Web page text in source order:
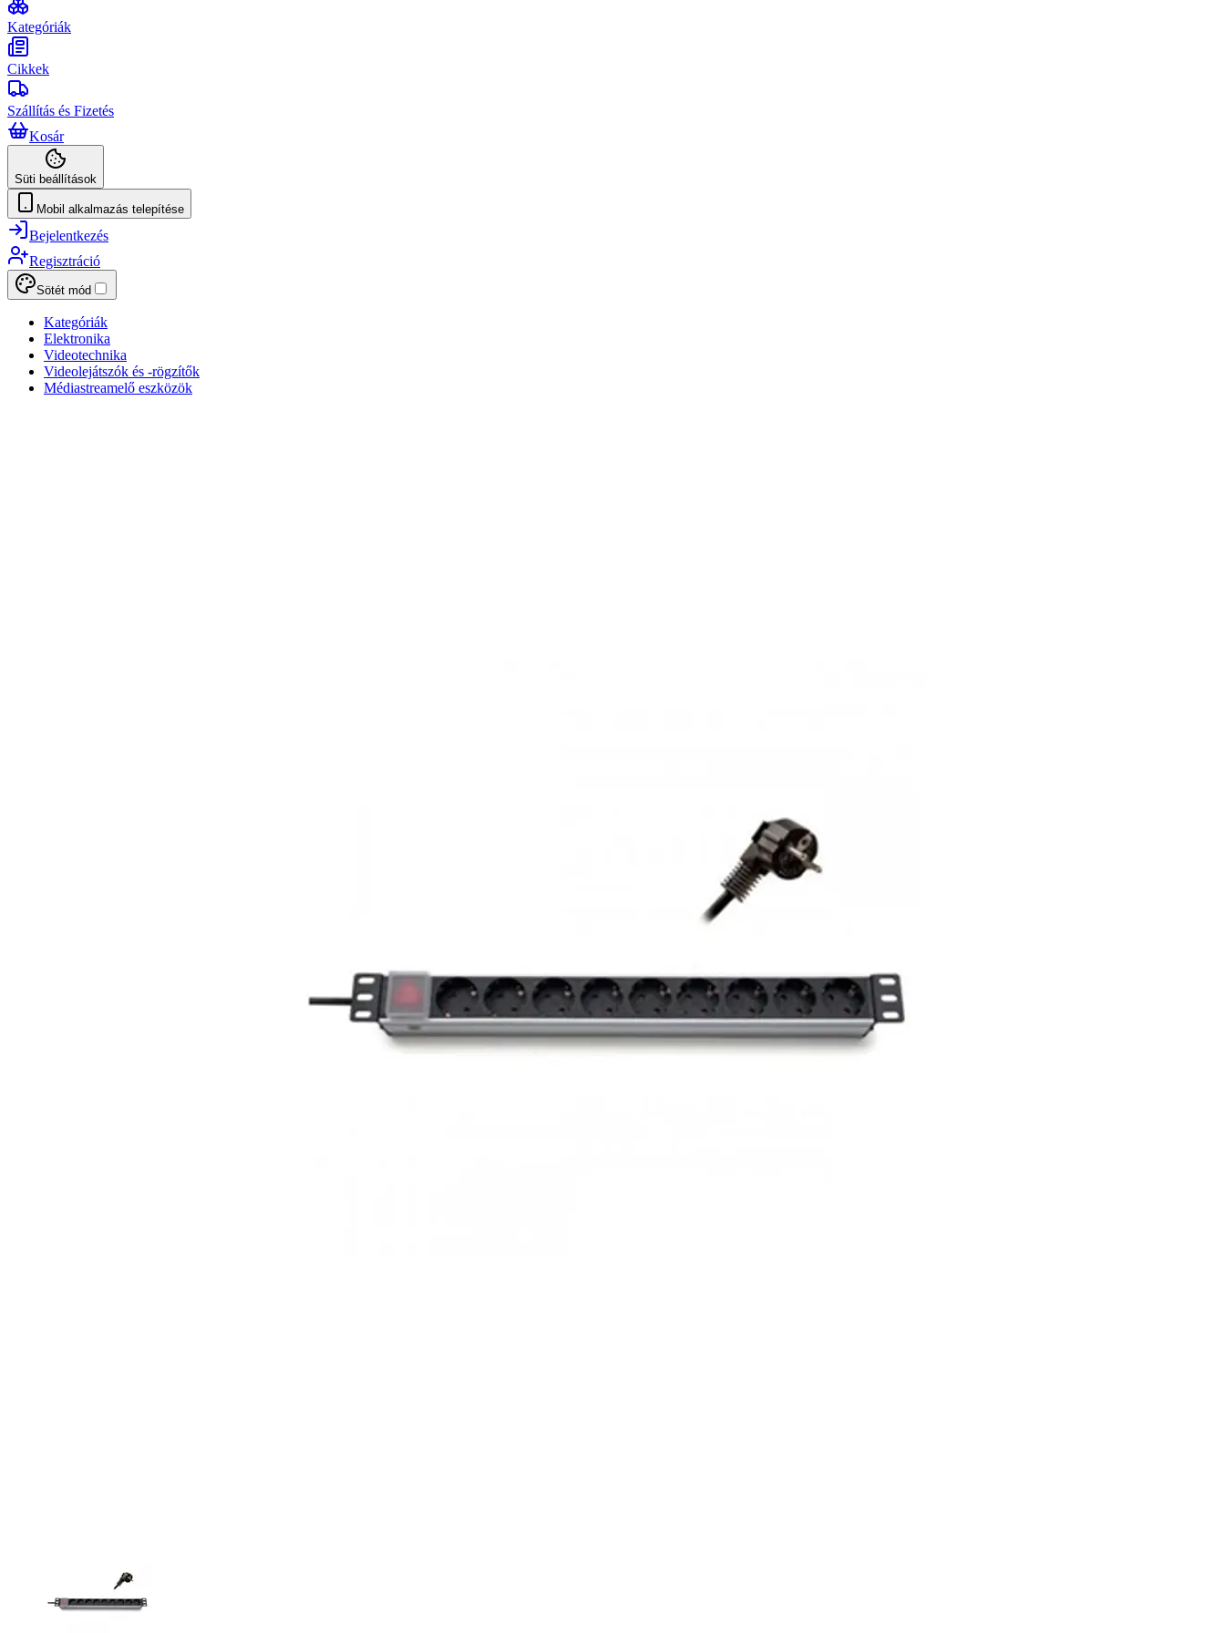
Kategóriák
Cikkek
Szállítás és Fizetés
Kosár
Süti beállítások
Mobil alkalmazás telepítése
Bejelentkezés
Regisztráció
Sötét mód
Kategóriák
Elektronika
Videotechnika
Videolejátszók és -rögzítők
Médiastreamelő eszközök